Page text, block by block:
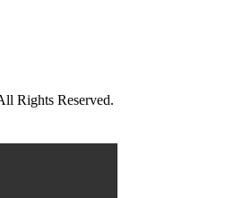
Rights Reserved.